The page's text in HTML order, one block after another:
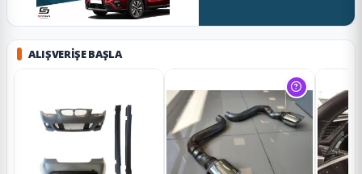
ALIŞVERIŞE BAŞLA